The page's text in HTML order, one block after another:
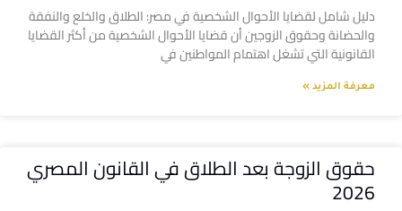
دليل شامل لقضايا الأحوال الشخصية في مصر: الطلاق والخلع والنفقة
والحضانة وحقوق الزوجين أن قضايا الأحوال الشخصية من أكثر القضايا
القانونية التي تشغل اهتمام المواطنين في
معرفة المزيد »
حقوق الزوجة بعد الطلاق في القانون المصري
2026